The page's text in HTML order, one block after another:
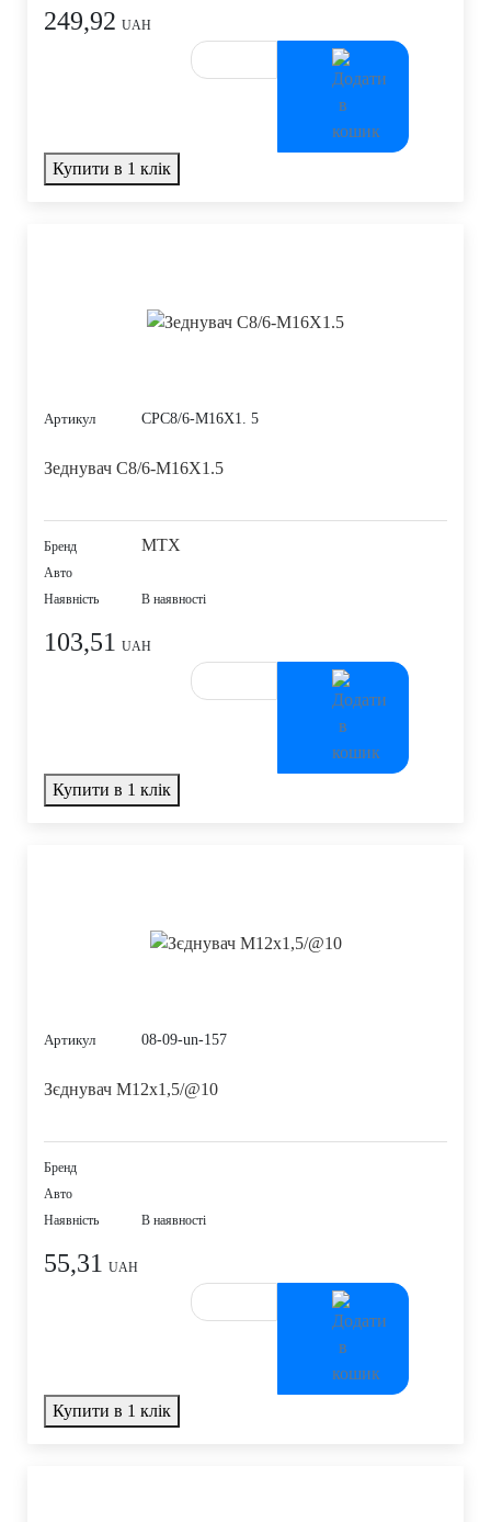
UAH
249,92
Купити в 1 клік
Артикул CPC8/6-M16X1. 5
Зеднувач C8/6-M16X1.5
Бренд MTX
Авто
Наявність
В наявності
UAH
103,51
Купити в 1 клік
Артикул 08-09-un-157
Зєднувач M12x1,5/@10
Бренд
Авто
Наявність
В наявності
UAH
55,31
Купити в 1 клік